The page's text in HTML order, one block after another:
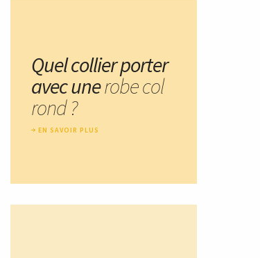
Quel collier porter
avec unerobe col
rond ?
EN SAVOIR PLUS